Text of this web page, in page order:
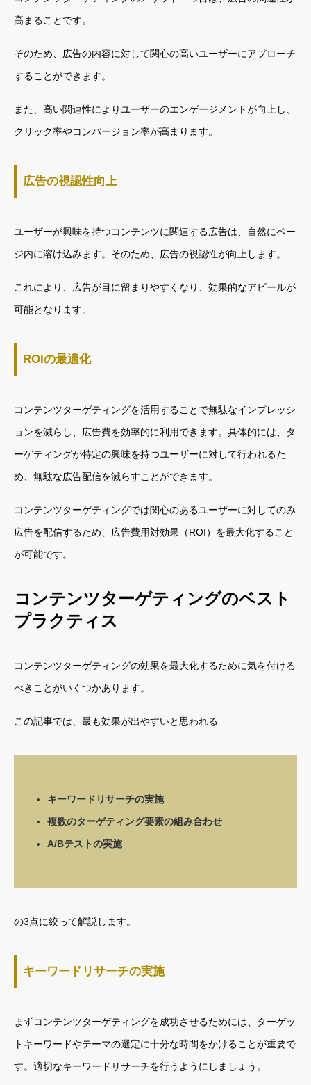
高まることです。
そのため、広告の内容に対して関心の高いユーザーにアプローチ
することができます。
また、高い関連性によりユーザーのエンゲージメントが向上し、
クリック率やコンバージョン率が高まります。
広告の視認性向上
ユーザーが興味を持つコンテンツに関連する広告は、自然にペー
ジ内に溶け込みます。そのため、広告の視認性が向上します。
これにより、広告が目に留まりやすくなり、効果的なアピールが
可能となります。
ROIの最適化
コンテンツターゲティングを活用することで無駄なインプレッシ
ョンを減らし、広告費を効率的に利用できます。具体的には、タ
ーゲティングが特定の興味を持つユーザーに対して行われるた
め、無駄な広告配信を減らすことができます。
コンテンツターゲティングでは関心のあるユーザーに対してのみ
広告を配信するため、広告費用対効果（ROI）を最大化すること
が可能です。
コンテンツターゲティングのベスト
プラクティス
コンテンツターゲティングの効果を最大化するために気を付ける
べきことがいくつかあります。
この記事では、最も効果が出やすいと思われる
キーワードリサーチの実施
複数のターゲティング要素の組み合わせ
A/Bテストの実施
の3点に絞って解説します。
キーワードリサーチの実施
まずコンテンツターゲティングを成功させるためには、ターゲッ
トキーワードやテーマの選定に十分な時間をかけることが重要で
す。適切なキーワードリサーチを行うようにしましょう。